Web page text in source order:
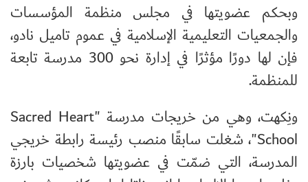
وبحكم عضويتها في مجلس منظمة المؤسسات
والجمعيات التعليمية الإسلامية في عموم تاميل نادو،
فإن لها دورًا مؤثرًا في إدارة نحو 300 مدرسة تابعة
للمنظمة.
ونِكهت، وهي من خريجات مدرسة "Sacred Heart
School"، شغلت سابقًا منصب رئيسة رابطة خريجي
المدرسة، التي ضمّت في عضويتها شخصيات بارزة